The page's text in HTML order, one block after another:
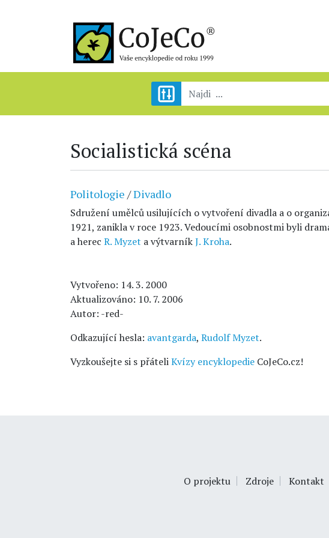
Socialistická scéna
Politologie /Divadlo
Sdružení umělců usilujících o vytvoření divadla a o
1921, zanikla v roce 1923. Vedoucími osobnostmi byli
a herec R. Myzet a výtvarníkJ. Kroha.
Vytvořeno: 14. 3. 2000
Aktualizováno: 10. 7. 2006
Autor: -red-
Odkazující hesla: avantgarda, Rudolf Myzet.
Vyzkoušejte si s přáteliKvízy encyklopedie CoJeCo.cz!
O projektu Zdroje Kontakt